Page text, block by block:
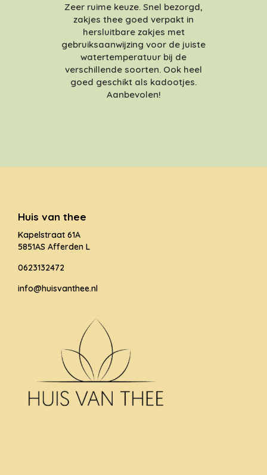
Zeer ruime keuze. Snel bezorgd,
zakjes thee goed verpakt in
hersluitbare zakjes met
gebruiksaanwijzing voor de juiste
watertemperatuur bij de
verschillende soorten. Ook heel
goed geschikt als kadootjes.
Aanbevolen!
Huis van thee
Kapelstraat 61A
5851AS Afferden L
0623132472
info@huisvanthee.nl